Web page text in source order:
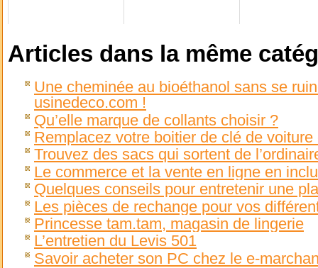
Articles dans la même
Une cheminée au bioéthanol sans se
usinedeco.com !
Qu’elle marque de collants choisir ?
Remplacez votre boitier de clé de
Trouvez des sacs qui sortent de
Le commerce et la vente en ligne en
Quelques conseils pour entretenir une
Les pièces de rechange pour vos
Princesse tam.tam, magasin de lingerie
L’entretien du Levis 501
Savoir acheter son PC chez le e-